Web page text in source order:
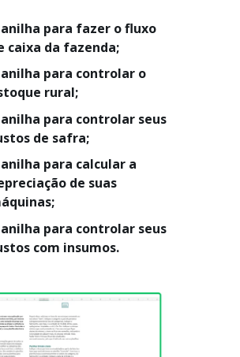
para fazer o fluxo
caixa da fazenda;
para controlar o
rural;
para controlar seus
de safra;
para calcular a
de suas
para controlar seus
com insumos.